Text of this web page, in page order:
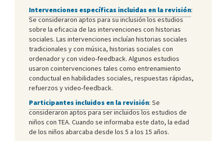
Intervenciones específicas incluidas en la revisión:
Se consideraron aptos para su inclusión los estudios
sobre la eficacia de las intervenciones con historias
sociales. Las intervenciones incluían historias sociales
tradicionales y con música, historias sociales con
ordenador y con video-feedback. Algunos estudios
usaron cointervenciones tales como entrenamiento
conductual en habilidades sociales, respuestas rápidas,
refuerzos y video-feedback.
Participantes incluidos en la revisión: Se
consideraron aptos para ser incluidos los estudios de
niños con TEA. Cuando se informaba este dato, la edad
de los niños abarcaba desde los 5 a los 15 años.